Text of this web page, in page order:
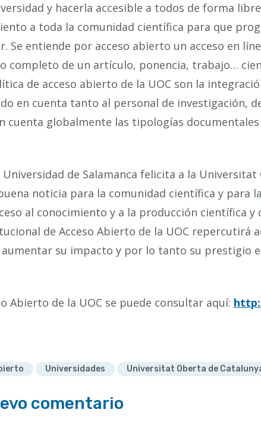
y hacerla accesible a todos de forma
a toda la comunidad científica para que
Se entiende por acceso abierto un acceso en
completo de un artículo, ponencia, trabajo…
de acceso abierto de la UOC son la
en cuenta tanto al personal de investigación,
cuenta globalmente las tipologías documentales
de Salamanca felicita a la Universitat
noticia para la comunidad científica y para
al conocimiento y a la producción científica y
de Acceso Abierto de la UOC repercutirá
su impacto y por lo tanto su prestigio
Abierto de la UOC se puede consultar aquí:
Universidades Universitat Oberta de
comentario